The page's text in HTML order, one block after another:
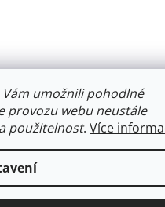
umožnili pohodlné
provozu webu neustále
použitelnost. Více